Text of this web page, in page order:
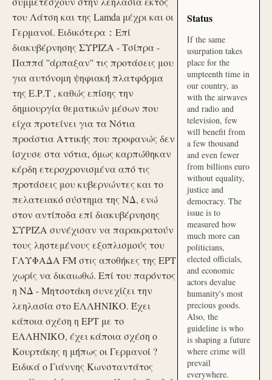
του Λάτση και της Lamda μέχρι και οι
Γερμανοί. Ειδικότερα：Επί
διακυβέρνησης ΣΥΡΙΖΑ - Τσίπρα -
Παππά ''άρπαξαν'' τις προτάσεις μου
για αυτόνομη ψηφιακή πλατφόρμα
της Ε.Ρ.Τ , καθώς επίσης την
δημιουργία θεματικών μέσων που
είχα προτείνει για τα Νότια
προάστια Αττικής που προφανώς δεν
ίσχυσε στα νότια, όμως καρπώθηκαν
κέρδη ετεροχρονισμένα από τις
προτάσεις μου κυβερνώντες και το
πελατειακό σύστημα της ΝΔ, ενώ
στον αντίποδα επί διακυβέρνησης
ΣΥΡΙΖΑ συνέχισαν να παρακρατούν
τους ληστεμένους εξοπλισμούς του
ΓΛΥΦΑΔΑ FM στις αποθήκες της ΕΡΤ
χωρίς να δικαιωθώ. Επί του παρόντος
η ΝΔ - Μητσοτάκη συνεχίζει την
λεηλασία στο ΕΛΛΗΝΙΚΟ. Έχει
κάποια σχέση η ΕΡΤ με το
ΕΛΛΗΝΙΚΟ, έχει κάποια σχέση ο
Κουρτάκης η μήπως οι Γερμανοί ?
Ειδικά ο Γιάννης Κωνσταντάτος
Status
If the same
usurpation takes
place for the
umpteenth time in
our country, as
with the airwaves
and radio and
television, few
will benefit from
a few thousand
and even fewer
from billions euro
without equality,
justice and
democracy. The
issue is to
measured how
much more can
politicians,
elected officials,
and economic
actors devalue
humanity's most
precious goods.
Also, the
guideline is who
is shaping a future
where crime will
prevail
everywhere.